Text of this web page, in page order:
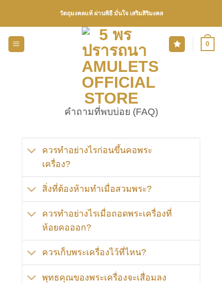
วัตถุมงคลแท้ ผ่านพิธี มั่นใจ เสริมสิริมงคล
0
คำถามที่พบบ่อย (FAQ)
ควรทำอย่างไรก่อนขึ้นคอพระ
เครื่อง?
สิ่งที่ต้องห้ามทำเมื่อสวมพระ?
ควรทำอย่างไรเมื่อถอดพระเครื่องที่
ห้อยคอออก?
ควรเก็บพระเครื่องไว้ที่ไหน?
พุทธคุณของพระเครื่องจะเสื่อมลง